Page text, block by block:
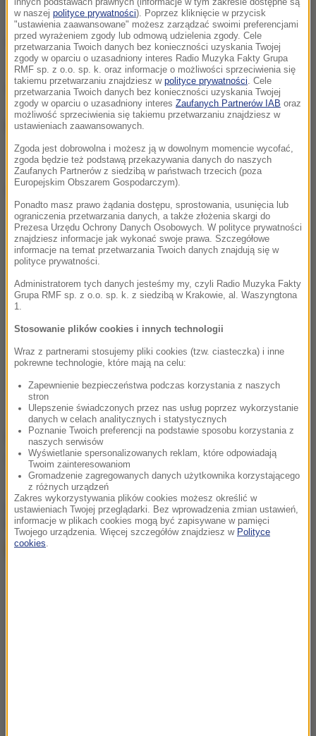
chłopców, niż dziewczynek?
Czy dziecko z autyzmem powinno mieć
zapewnioną stałą terapie?
Czy autyzm może być dziedziczny?
Cały wideoczat jest dostępny tutaj:
Dalsza część artykułu pod materiałem video:
Źródło: Twoje Zdrowie
Tagi:autyzm
chcesz widzieć więcej artykułów od RMF24?dodaj w
Google
w naszej polityce prywatności). Poprzez kliknięcie w przycisk
"ustawienia zaawansowane" możesz zarządzać swoimi preferencjami
przed wyrażeniem zgody lub odmową udzielenia zgody. Cele
przetwarzania Twoich danych bez konieczności uzyskania Twojej
zgody w oparciu o uzasadniony interes Radio Muzyka Fakty Grupa
RMF sp. z o.o. sp. k. oraz informacje o możliwości sprzeciwienia się
takiemu przetwarzaniu znajdziesz w polityce prywatności . Cele
przetwarzania Twoich danych bez konieczności uzyskania Twojej
zgody w oparciu o uzasadniony interes Zaufanych Partnerów IAB oraz
możliwość sprzeciwienia się takiemu przetwarzaniu znajdziesz w
ustawieniach zaawansowanych.
Zgoda jest dobrowolna i możesz ją w dowolnym momencie wycofać,
zgoda będzie też podstawą przekazywania danych do naszych
Zaufanych Partnerów z siedzibą w państwach trzecich (poza
Europejskim Obszarem Gospodarczym).
Ponadto masz prawo żądania dostępu, sprostowania, usunięcia lub
ograniczenia przetwarzania danych, a także złożenia skargi do
Prezesa Urzędu Ochrony Danych Osobowych. W polityce prywatności
znajdziesz informacje jak wykonać swoje prawa. Szczegółowe
informacje na temat przetwarzania Twoich danych znajdują się w
polityce prywatności.
Administratorem tych danych jesteśmy my, czyli Radio Muzyka Fakty
Grupa RMF sp. z o.o. sp. k. z siedzibą w Krakowie, al. Waszyngtona
1.
Stosowanie plików cookies i innych technologii
Wraz z partnerami stosujemy pliki cookies (tzw. ciasteczka) i inne
pokrewne technologie, które mają na celu:
Zapewnienie bezpieczeństwa podczas korzystania z naszych
stron
Ulepszenie świadczonych przez nas usług poprzez wykorzystanie
danych w celach analitycznych i statystycznych
Poznanie Twoich preferencji na podstawie sposobu korzystania z
naszych serwisów
Wyświetlanie spersonalizowanych reklam, które odpowiadają
Twoim zainteresowaniom
Gromadzenie zagregowanych danych użytkownika korzystającego
z różnych urządzeń
Zakres wykorzystywania plików cookies możesz określić w
ustawieniach Twojej przeglądarki. Bez wprowadzenia zmian ustawień,
informacje w plikach cookies mogą być zapisywane w pamięci
Twojego urządzenia. Więcej szczegółów znajdziesz w Polityce
cookies